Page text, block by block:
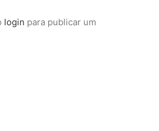
login para publicar um